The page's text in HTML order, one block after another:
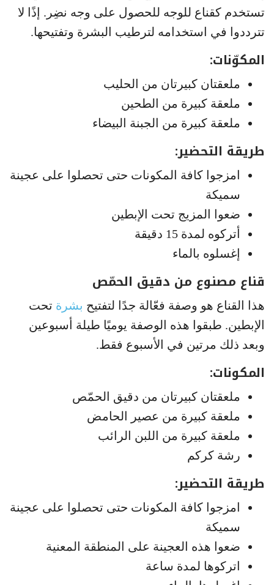
تستخدم كقناع للوجه للحصول على وجه نضِر. إذًا لا
تترددوا في استخدامه لترطيب البشرة وتفتيحها.
المكوّنات:
ملعقتان كبيرتان من الحليب
ملعقة كبيرة من الطحين
ملعقة كبيرة من الجبنة البيضاء
طريقة التحضير:
امزجوا كافة المكونات حتى تحصلوا على عجينة
سميكة
ضعوا المزيج تحت الإبطين
أتركوه لمدة 15 دقيقة
إغسلوه بالماء
قناع مصنوع من دقيق الحمّص
هذا القناع هو وصفة فعّالة جدًا لتفتيح بشرة تحت
الإبطين. طبقوا هذه الوصفة يوميًا طيلة أسبوعين
وبعد ذلك مرتين في الأسبوع فقط.
المكونات:
ملعقتان كبيرتان من دقيق الحمّص
ملعقة كبيرة من عصير الحامض
ملعقة كبيرة من اللبن الرائب
رشة كركم
طريقة التحضير:
امزجوا كافة المكونات حتى تحصلوا على عجينة
سميكة
ضعوا هذه العجينة على المنطقة المعنية
اتركوها لمدة ساعة